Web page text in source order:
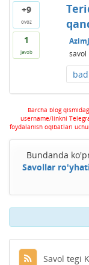
+9
ovoz
1
javob
savol
Barcha blog
username/linkni
foydalanish oqibatlari
Bundanda
Savollar
Savol tegi